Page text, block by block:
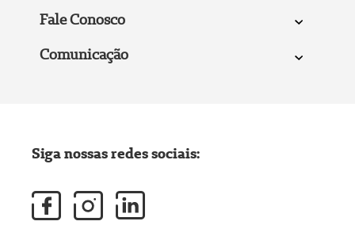
Fale Conosco
Comunicação
Siga nossas redes sociais: